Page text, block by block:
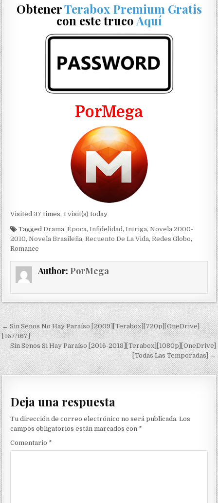
ObtenerTerabox Premium Gratis
con este truco Aquí
PorMega
Visited 37 times, 1 visit(s) today
TaggedDrama,Época,Infidelidad,Intriga,Novela 2000-
2010,Novela Brasileña,Recuento De La Vida,Redes Globo,
Romance
Author: PorMega
Navegación de entradas
← Sin Senos No Hay Paraíso [2009][Terabox][720p][OneDrive]
[167/167]
Sin Senos Si Hay Paraíso [2016-2018][Terabox][1080p][OneDrive]
[Todas Las Temporadas] →
Deja una respuesta
Tu dirección de correo electrónico no será publicada. Los
campos obligatorios están marcados con *
Comentario *